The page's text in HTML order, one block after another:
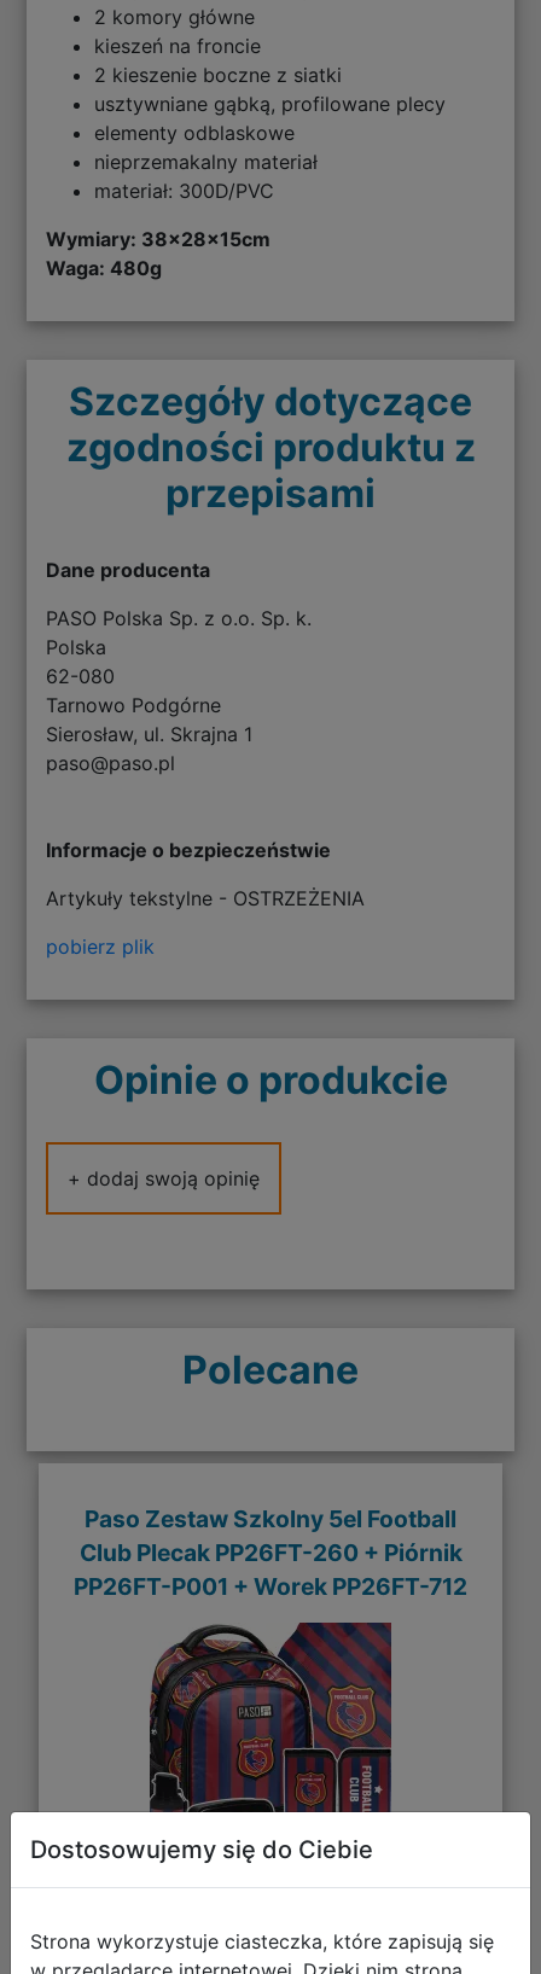
2 komory główne
kieszeń na froncie
2 kieszenie boczne z siatki
usztywniane gąbką, profilowane plecy
elementy odblaskowe
nieprzemakalny materiał
materiał: 300D/PVC
Wymiary: 38x28x15cm
Waga: 480g
Szczegóły dotyczące
zgodności produktu z
przepisami
Dane producenta
PASO Polska Sp. z o.o. Sp. k.
Polska
62-080
Tarnowo Podgórne
Sierosław, ul. Skrajna 1
paso@paso.pl
Informacje o bezpieczeństwie
Artykuły tekstylne - OSTRZEŻENIA
pobierz plik
Opinie o produkcie
+ dodaj swoją opinię
Polecane
Paso Zestaw Szkolny 5el Football
Club Plecak PP26FT-260 + Piórnik
PP26FT-P001 + Worek PP26FT-712
Dostosowujemy się do Ciebie
Strona wykorzystuje ciasteczka, które zapisują się